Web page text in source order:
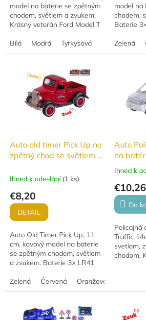
model na baterie se zpětným
chodem, světlem a zvukem.
Krásný veterán Ford Model T
dveřmi u řidiče. K dispozici ve
3...
Bílá Modrá Tyrkysová
model na
chodem,
Baterie
barvách:
červená.
Zelená
Auto old timer Pick Up na
zpětný chod se světlem a
Ihned k odeslání (1 ks)
€8,20
DETAIL
Auto Old Timer Pick Up, 11
cm, kovový model na baterie
se zpětným chodem, světlem
a zvukem. Baterie 3× LR41
dispozici ve třech barvách:
oranžová, zelená...
Zelená Červená Oranžová
Auto
na
Priemerné
produktu
je
5,0
5
Ihned k
€10,26
Do
Policajná
Traffic
svetlom,
chodom.